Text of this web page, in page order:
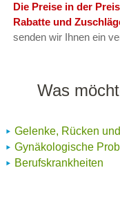
Die Preise in der
Rabatte und
senden wir Ihnen ein
Was
Gelenke, Rücken
Gynäkologische
Berufskrankheiten